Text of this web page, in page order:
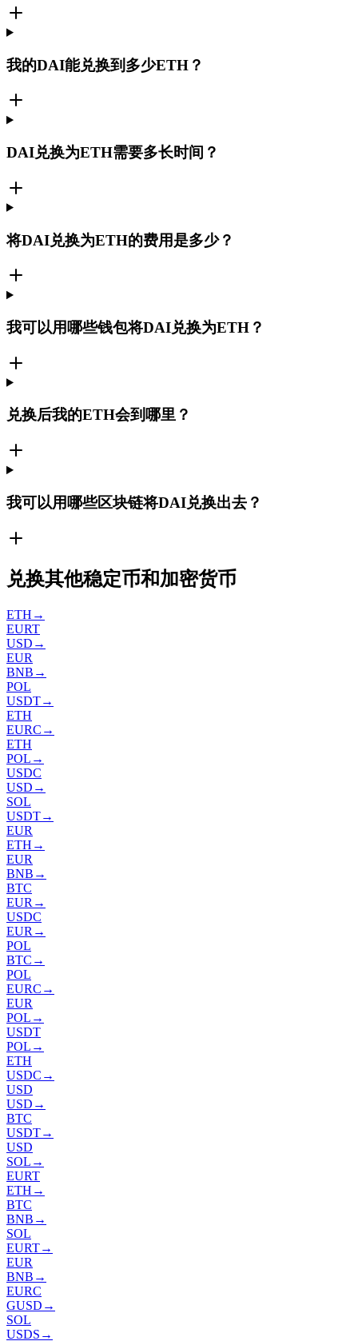
我的DAI能兑换到多少ETH？
DAI兑换为ETH需要多长时间？
将DAI兑换为ETH的费用是多少？
我可以用哪些钱包将DAI兑换为ETH？
兑换后我的ETH会到哪里？
我可以用哪些区块链将DAI兑换出去？
兑换其他稳定币和加密货币
ETH →
EURT
USD →
EUR
BNB →
POL
USDT→
ETH
EURC →
ETH
POL →
USDC
USD →
SOL
USDT→
EUR
ETH →
EUR
BNB →
BTC
EUR →
USDC
EUR →
POL
BTC →
POL
EURC →
EUR
POL →
USDT
POL →
ETH
USDC →
USD
USD →
BTC
USDT→
USD
SOL →
EURT
ETH →
BTC
BNB →
SOL
EURT→
EUR
BNB →
EURC
GUSD →
SOL
USDS →